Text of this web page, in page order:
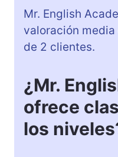
Mr. English
valoración
de 2 clientes.
¿Mr.
ofrece
los